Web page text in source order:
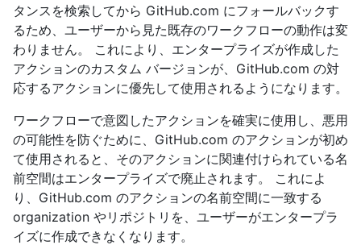
タンスを検索してから GitHub.com にフォールバックす
るため、ユーザーから見た既存のワークフローの動作は変
わりません。 これにより、エンタープライズが作成した
アクションのカスタム バージョンが、GitHub.com の対
応するアクションに優先して使用されるようになります。
ワークフローで意図したアクションを確実に使用し、悪用
の可能性を防ぐために、GitHub.com のアクションが初め
て使用されると、そのアクションに関連付けられている名
前空間はエンタープライズで廃止されます。 これによ
り、GitHub.com のアクションの名前空間に一致する
organization やリポジトリを、ユーザーがエンタープラ
イズに作成できなくなります。